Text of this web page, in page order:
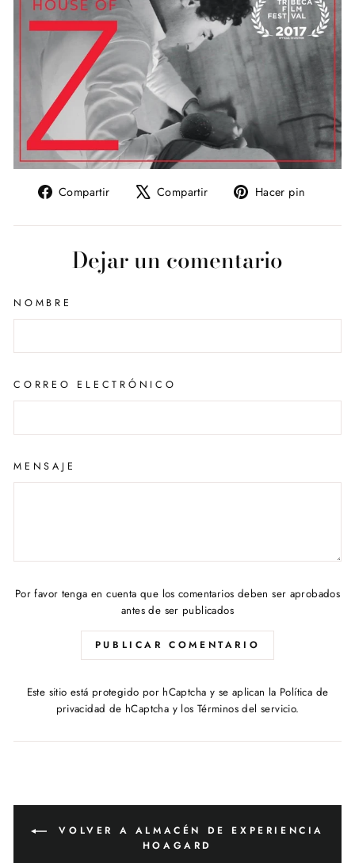
Compartir
Compartir
Facebook
Compartir
Tuitear
X
Hacer pin
Dejar un comentario
NOMBRE
CORREO ELECTRÓNICO
MENSAJE
Por favor tenga en cuenta que los comentarios deben ser aprobados
antes de ser publicados
PUBLICAR COMENTARIO
Este sitio está protegido por hCaptcha y se aplican la Política de
privacidad de hCaptcha y los Términos del servicio.
VOLVER A ALMACÉN DE EXPERIENCIA
HOAGARD